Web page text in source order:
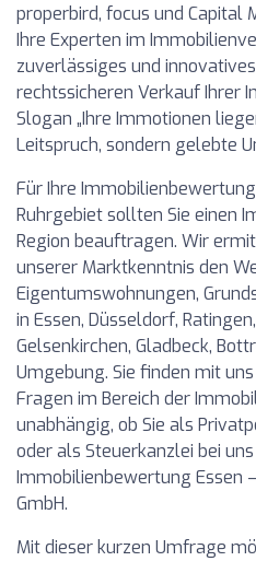
properbird, focus und Capital
Ihre Experten im
zuverlässiges und
rechtssicheren Verkauf Ihrer
Slogan „Ihre Immotionen
Leitspruch, sondern gelebte
Für Ihre
Ruhrgebiet sollten Sie einen
Region beauftragen. Wir
unserer Marktkenntnis den
Eigentumswohnungen,
in Essen, Düsseldorf,
Gelsenkirchen, Gladbeck,
Umgebung. Sie finden mit
Fragen im Bereich der
unabhängig, ob Sie als
oder als Steuerkanzlei bei
Immobilienbewertung Essen
GmbH.
Mit dieser kurzen Umfrage